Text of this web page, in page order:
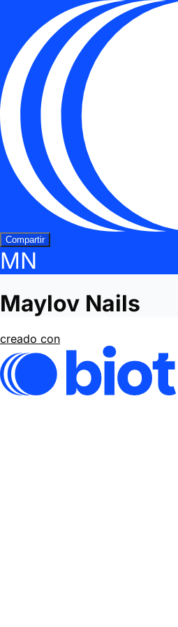
Compartir
MN
Maylov Nails
creado con